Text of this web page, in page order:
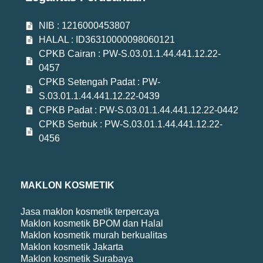
NIB : 1216000453807
HALAL : ID36310000098060121
CPKB Cairan : PW-S.03.01.1.44.441.12.22-
0457
CPKB Setengah Padat : PW-
S.03.01.1.44.441.12.22-0439
CPKB Padat : PW-S.03.01.1.44.441.12.22-0442
CPKB Serbuk : PW-S.03.01.1.44.441.12.22-
0456
MAKLON KOSMETIK
Jasa maklon kosmetik terpercaya
Maklon kosmetik BPOM dan Halal
Maklon kosmetik murah berkualitas
Maklon kosmetik Jakarta
Maklon kosmetik Surabaya